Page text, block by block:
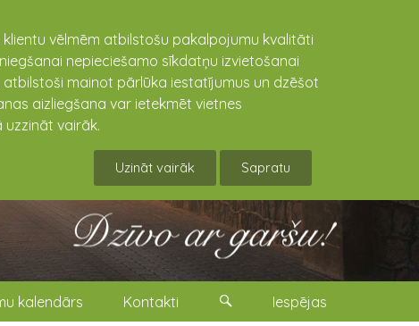
vēlmēm atbilstošu pakalpojumu kvalitāti
nepieciešamo sīkdatņu izvietošanai
mainot pārlūka iestatījumus un dzēšot
aizliegšana var ietekmēt vietnes
vairāk.
Uzināt vairāk Sapratu
kalendārs Kontakti Iespējas